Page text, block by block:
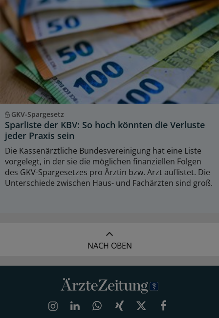
GKV-Spargesetz
Sparliste der KBV: So hoch könnten die Verluste
jeder Praxis sein
Die Kassenärztliche Bundesvereinigung hat eine Liste
vorgelegt, in der sie die möglichen finanziellen Folgen
des GKV-Spargesetzes pro Ärztin bzw. Arzt auflistet. Die
Unterschiede zwischen Haus- und Fachärzten sind groß.
NACH OBEN